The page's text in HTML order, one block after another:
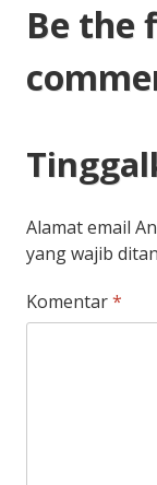
Be the
Alamat email
yang wajib
Komentar*